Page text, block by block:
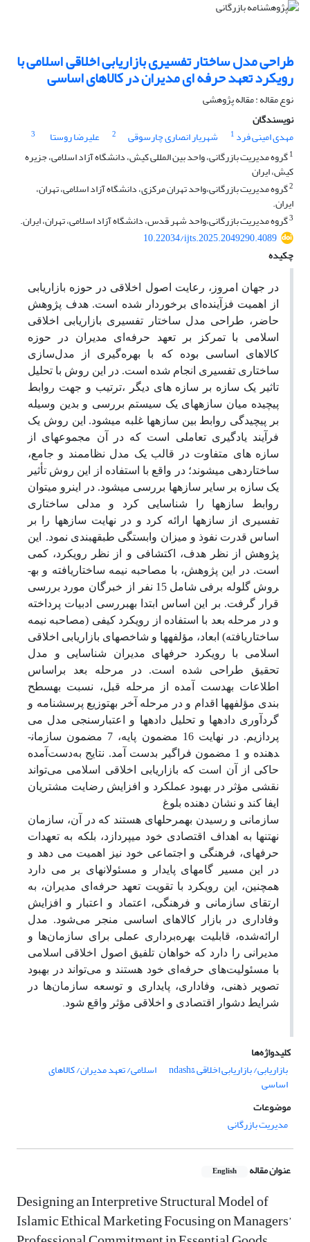
طراحی مدل ساختار تفسیری بازاریابی اخلاقی اسلامی با
رویکرد تعهد حرفه ای مدیران در کالاهای اساسی
نوع مقاله : مقاله پژوهشی
نویسندگان
مهدی امینی فرد 1 شهریار انصاری چارسوقی 2 علیرضا روستا
3
1گروه مدیریت بازرگانی، واحد بین المللی کیش، دانشگاه آزاد اسلامی، جزیره
کیش، ایران
2گروه مدیریت بازرگانی،واحد تهران مرکزی، دانشگاه آزاد اسلامی، تهران،
ایران.
3گروه مدیریت بازرگانی،واحد شهر قدس، دانشگاه آزاد اسلامی، تهران، ایران.
10.22034/ijts.2025.2049290.4089
چکیده
در جهان امروز، رعایت اصول اخلاقی در حوزه بازاریابی
از اهمیت فزآینده‌ای برخوردار شده است. هدف پژوهش
حاضر، طراحی مدل ساختار تفسیری بازاریابی اخلاقی
اسلامی با تمرکز بر تعهد حرفه‌ای مدیران در حوزه
کالاهای اساسی بوده که با بهره‌گیری از مدل‌سازی
ساختاری تفسیری انجام شده است. در این روش با تحلیل
تاثیر یک سازه بر سازه های دیگر ،ترتیب و جهت روابط
پیچیده میان سازه­های یک سیستم بررسی و بدین وسیله
بر پیچیدگی روابط بین سازه­ها غلبه می­شود. این روش یک
فرآیند یادگیری تعاملی است که در آن مجموعه­ای از
سازه های متفاوت در قالب یک مدل نظام­مند و جامع،
ساختاردهی می­شوند؛ در واقع با استفاده از این روش تأثیر
یک سازه بر سایر سازه­ها بررسی می­شود. در این­رو می­توان
روابط سازه­ها را شناسایی کرد و مدلی ساختاری
تفسیری از سازه­ها ارائه کرد و در نهایت سازه­ها را بر
اساس قدرت نفوذ و میزان وابستگی طبقه­بندی نمود.
این
پژوهش
از نظر هدف، اکتشافی و از نظر رویکرد، کمی
است. در این پژوهش، با مصاحبه نیمه ساختاریافته و به­
روش گلوله برفی شامل 15 نفر از
خبرگان مورد بررسی
قرار گرفت. بر این اساس ابتدا به­بررسی ادبیات پرداخته
و در مرحله بعد با استفاده از رویکرد کیفی (مصاحبه نیمه
ساختاریافته) ابعاد، مؤلفه­ها و شاخص­های بازاریابی اخلاقی
اسلامی با رویکرد حرفه­ای مدیران شناسایی و مدل
تحقیق طراحی شده است. در مرحله بعد براساس
اطلاعات به­دست آمده از مرحله قبل، نسبت به­سطح
بندی مؤلفه­ها اقدام و در مرحله آخر به­توزیع پرسشنامه و
گردآوری داده­ها و تحلیل داده­ها و اعتبارسنجی مدل می
پردازیم. در نهایت16
مضمون پایه، 7 مضمون سازمان­
دهنده و 1 مضمون فراگیر بدست آمد.
نتایج به‌دست‌آمده
حاکی از آن است که بازاریابی اخلاقی اسلامی می‌تواند
نقشی مؤثر در بهبود عملکرد و افزایش رضایت مشتریان
ایفا کند و نشان دهنده بلوغ
سازمانی و رسیدن به­مرحله­ای هستند که در آن، سازمان
نه­تنها به اهداف اقتصادی خود می­پردازد، بلکه به تعهدات
حرفه­ای، فرهنگی و اجتماعی خود نیز اهمیت می دهد و
در این مسیر گام­های پایدار و مسئولانه­ای بر می دارد
همچنین، این رویکرد با تقویت تعهد حرفه‌ای مدیران، به
ارتقای سازمانی و فرهنگی، اعتماد و اعتبار و افزایش
وفاداری در بازار کالاهای اساسی منجر می‌شود. مدل
ارائه‌شده، قابلیت بهره‌برداری عملی برای سازمان‌ها و
مدیرانی را دارد که خواهان تلفیق اصول اخلاقی اسلامی
با مسئولیت‌های حرفه‌ای خود هستند و می‌تواند در بهبود
تصویر ذهنی، وفاداری، پایداری و توسعه سازمان‌ها در
شرایط دشوار اقتصادی و اخلاقی مؤثر واقع شود.
کلیدواژه‌ها
بازاریابی/ بازاریابی اخلاقی &ndash
اسلامی/ تعهد مدیران/ کالاهای
اساسی
موضوعات
مدیریت بازرگانی
عنوان مقاله English
Designing an Interpretive Structural Model of
Islamic Ethical Marketing Focusing on Managers’